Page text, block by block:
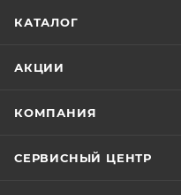
КАТАЛОГ
АКЦИИ
КОМПАНИЯ
СЕРВИСНЫЙ ЦЕНТР